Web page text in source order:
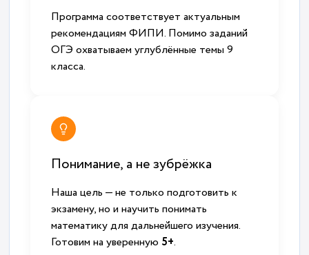
Программа соответствует актуальным
рекомендациям ФИПИ. Помимо заданий
ОГЭ охватываем углублённые темы 9
класса.
Понимание, а не зубрёжка
Наша цель — не только подготовить к
экзамену, но и научить понимать
математику для дальнейшего изучения.
Готовим на уверенную 5+.